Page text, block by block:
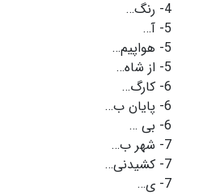
4- رنگ…
5- آ…
5- هواپیم…
5- از شاه…
6- کارگ…
6- پایان ب…
6- بی …
7- شهر ب…
7- کشیدنی…
7- ی…